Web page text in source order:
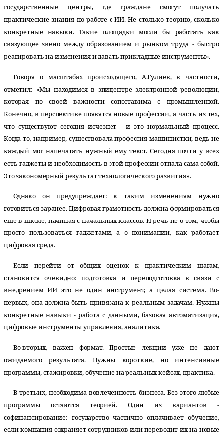
государственные центры, где граждане смогут получать
практические знания по работе с ИИ. Не столько теорию, сколько
конкретные навыки. Такие площадки могли бы работать как
связующее звено между образованием и рынком труда - быстро
реагировать на изменения и давать прикладные инструменты».
Говоря о масштабах происходящего, А.Гулиев, в частности,
отметил: «Мы находимся в эпицентре электронной революции,
которая по своей важности сопоставима с промышленной.
Конечно, в перспективе появятся новые профессии, а часть из тех,
что существуют сегодня исчезнет - и это нормальный процесс.
Когда-то, например, существовала профессия машинистки, ведь не
каждый мог напечатать нужный ему текст. Сегодня почти у всех
есть гаджеты и необходимость в этой профессии отпала сама собой.
Это закономерный результат технологического развития».
Однако он предупреждает: к таким изменениям нужно
готовиться заранее. Цифровая грамотность должна формироваться
еще в школе, начиная с начальных классов. И речь не о том, чтобы
просто пользоваться гаджетами, а о понимании, как работает
цифровая среда.
Если перейти от общих оценок к практическим шагам,
становится очевидно: подготовка и переподготовка в связи с
внедрением ИИ это не один инструмент, а целая система. Во-
первых, она должна быть привязана к реальным задачам. Нужны
конкретные навыки - работа с данными, базовая автоматизация,
цифровые инструменты управления, аналитика.
Во-вторых, важен формат. Простые лекции уже не дают
ожидаемого результата. Нужны короткие, но интенсивные
программы, стажировки, обучение на реальных кейсах, практика.
В-третьих, необходима вовлеченность бизнеса. Без этого любые
программы остаются теорией. Один из вариантов -
софинансирование: государство частично оплачивает обучение,
если компания сохраняет сотрудников или переводит их на новые